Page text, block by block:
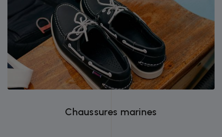
Chaussures de marques prestigieuses
comme Sebago et Northsail pour votre
confort.
Chaussures marines